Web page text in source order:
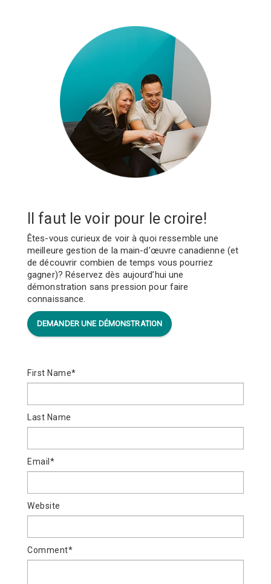
Il faut le voir pour le croire!
Êtes-vous curieux de voir à quoi ressemble une
meilleure gestion de la main-d’œuvre canadienne (et
de découvrir combien de temps vous pourriez
gagner)? Réservez dès aujourd’hui une
démonstration sans pression pour faire
connaissance.
DEMANDER UNE DÉMONSTRATION
First Name*
Last Name
Email *
Website
Comment*